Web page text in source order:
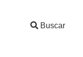
Buscar